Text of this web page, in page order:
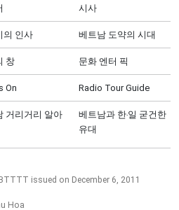
시사
의 인사 베트남 도약의 시대
창 문화 엔터 픽
On Radio Tour Guide
거리거리 알아
베트남과 한‧일 굳건한
유대
issued on December 6, 2011
Hoa